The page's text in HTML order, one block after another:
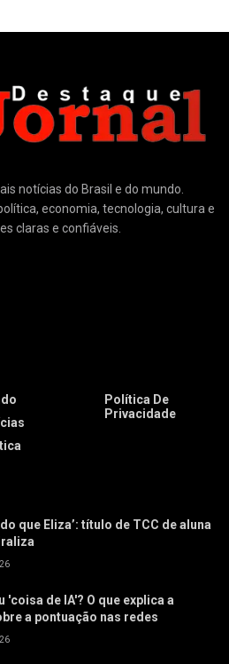
notícias do Brasil e do mundo.
economia, tecnologia, cultura e
claras e confiáveis.
Política De
Privacidade
do que Eliza’: título de TCC de aluna
'coisa de IA'? O que explica a
a pontuação nas redes